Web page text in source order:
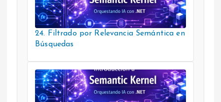
24. Filtrado por Relevancia Semántica en
Búsquedas